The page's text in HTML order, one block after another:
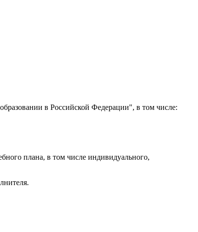
в Российской Федерации", в том числе:
плана, в том числе индивидуального,